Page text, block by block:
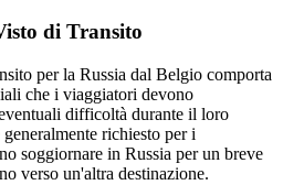
di Transito
per la Russia dal Belgio comporta
che i viaggiatori devono
difficoltà durante il loro
richiesto per i
soggiornare in Russia per un breve
verso un'altra destinazione.